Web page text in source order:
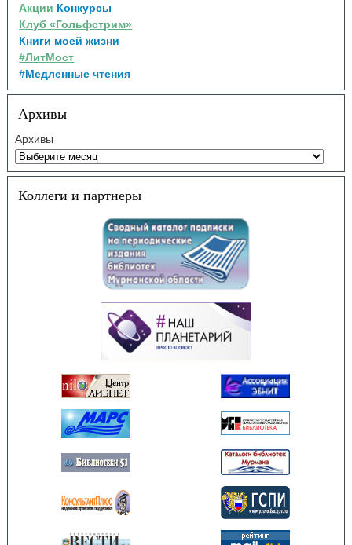
Акции Конкурсы
Клуб «Гольфстрим»
Книги моей жизни
#ЛитМост
#Медленные чтения
Архивы
Архивы
Коллеги и партнеры